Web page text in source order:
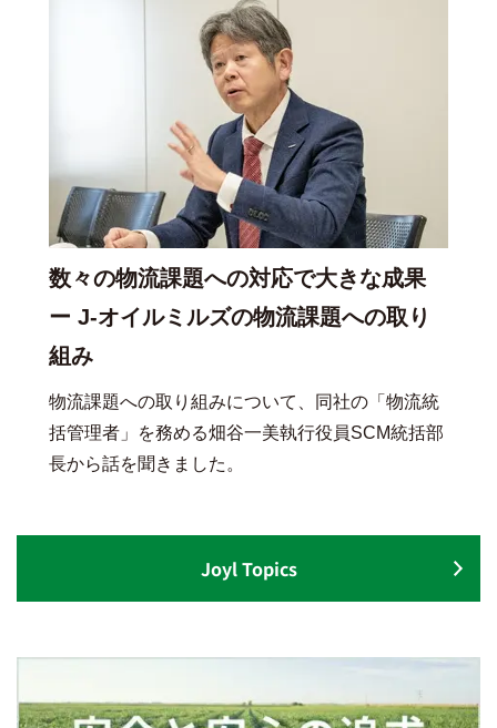
数々の物流課題への対応で大きな成果
ー J-オイルミルズの物流課題への取り
組み
物流課題への取り組みについて、同社の「物流統
括管理者」を務める畑谷一美執行役員SCM統括部
長から話を聞きました。
Joyl Topics